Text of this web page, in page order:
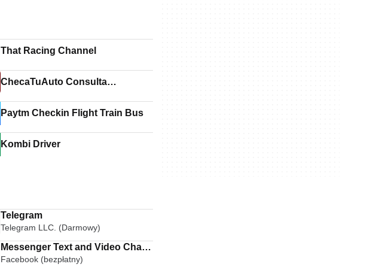
That Racing Channel
ChecaTuAuto Consulta
Paytm Checkin Flight Train Bus
Kombi Driver
Telegram
Telegram LLC. (Darmowy)
Messenger Text and Video Chat
for Free
Facebook (bezpłatny)